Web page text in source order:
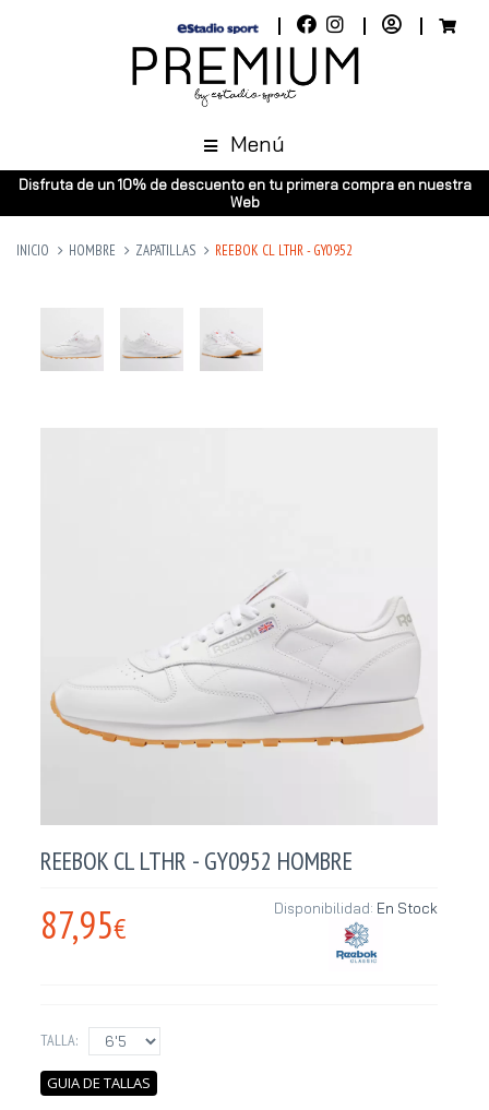
Menú
Disfruta de un 10% de descuento en tu primera compra en nuestra
Web
INICIO HOMBRE ZAPATILLAS REEBOK CL LTHR - GY0952
REEBOK CL LTHR - GY0952 HOMBRE
87,95€
Disponibilidad: En Stock
TALLA:
GUIA DE TALLAS